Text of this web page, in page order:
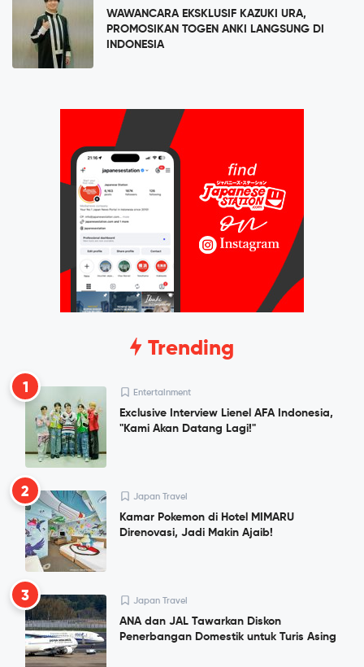
WAWANCARA EKSKLUSIF KAZUKI URA,
PROMOSIKAN TOGEN ANKI LANGSUNG DI
INDONESIA
Trending
1 Entertainment
Exclusive Interview Lienel AFA Indonesia,
"Kami Akan Datang Lagi!"
2 Japan Travel
Kamar Pokemon di Hotel MIMARU
Direnovasi, Jadi Makin Ajaib!
3 Japan Travel
ANA dan JAL Tawarkan Diskon
Penerbangan Domestik untuk Turis Asing